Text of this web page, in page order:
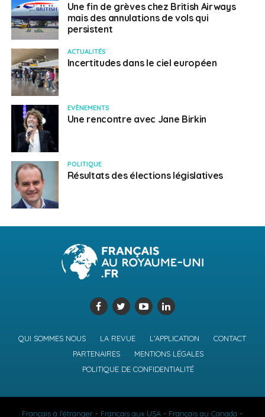
Une fin de grèves chez British Airways
mais des annulations de vols qui
persistent
ACTUALITÉS
Incertitudes dans le ciel européen
EVÈNEMENTS
Une rencontre avec Jane Birkin
POLITIQUE
Résultats des élections législatives
QUI SOMMES NOUS LA REVUE L’APPLICATION
CONTACT
PARTENAIRES
MENTIONS LÉGALES
POLITIQUE DE CONFIDENTIALITÉ
Français à l'étranger - Français aux USA - Français au Canada -